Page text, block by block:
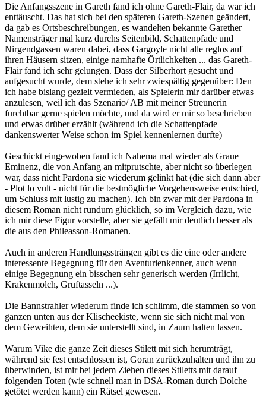
Die Anfangsszene in Gareth fand ich ohne Gareth-Flair, da war ich
enttäuscht. Das hat sich bei den späteren Gareth-Szenen geändert,
da gab es Ortsbeschreibungen, es wandelten bekannte Garether
Namensträger mal kurz durchs Seitenbild, Schattenpfade und
Nirgendgassen waren dabei, dass Gargoyle nicht alle reglos auf
ihren Häusern sitzen, einige namhafte Örtlichkeiten ... das Gareth-
Flair fand ich sehr gelungen. Dass der Silberhort gesucht und
aufgesucht wurde, dem stehe ich sehr zwiespältig gegenüber: Den
ich habe bislang gezielt vermieden, als Spielerin mir darüber etwas
anzulesen, weil ich das Szenario/ AB mit meiner Streunerin
furchtbar gerne spielen möchte, und da wird er mir so beschrieben
und etwas drüber erzählt (während ich die Schattenpfade
dankenswerter Weise schon im Spiel kennenlernen durfte)
Geschickt eingewoben fand ich Nahema mal wieder als Graue
Eminenz, die von Anfang an mitprutschte, aber nicht so überlegen
war, dass nicht Pardona sie wiederum gelinkt hat (die sich dann aber
- Plot lo vult - nicht für die bestmögliche Vorgehensweise entschied,
um Schluss mit lustig zu machen). Ich bin zwar mit der Pardona in
diesem Roman nicht rundum glücklich, so im Vergleich dazu, wie
ich mir diese Figur vorstelle, aber sie gefällt mir deutlich besser als
die aus den Phileasson-Romanen.
Auch in anderen Handlungssträngen gibt es die eine oder andere
interessente Begegnung für den Aventurienkenner, auch wenn
einige Begegnung ein bisschen sehr generisch werden (Irrlicht,
Krakenmolch, Gruftasseln ...).
Die Bannstrahler wiederum finde ich schlimm, die stammen so von
ganzen unten aus der Klischeekiste, wenn sie sich nicht mal von
dem Geweihten, dem sie unterstellt sind, in Zaum halten lassen.
Warum Vike die ganze Zeit dieses Stilett mit sich herumträgt,
während sie fest entschlossen ist, Goran zurückzuhalten und ihn zu
überwinden, ist mir bei jedem Ziehen dieses Stiletts mit darauf
folgenden Toten (wie schnell man in DSA-Roman durch Dolche
getötet werden kann) ein Rätsel gewesen.